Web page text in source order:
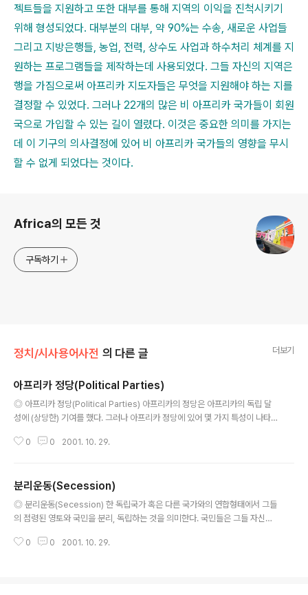
젝트들을 지원하고 또한 대부를 통해 지역의 이익을 진척시키기
위해 형성되었다. 대부분의 대부, 약 90%는 수송, 새로운 사업들
그리고 지방은행들, 농업, 전력, 상수도 사업과 하수처리 체계를 지
원하는 프로그램들을 제작하는데 사용되었다. 그들 자신의 지역은
행을 가짐으로써 아프리카 지도자들은 무엇을 지원해야 하는 지를
결정할 수 있었다. 그러나 22개의 많은 비 아프리카 국가들이 회원
국으로 가입할 수 있는 길이 열렸다. 이것은 중요한 의미를 가지는
데 이 기구의 의사결정에 있어 비 아프리카 국가들의 영향을 무시
할 수 없게 되었다는 것이다.
Africa의 모든 것
구독하기
정치/시사용어사전 의 다른 글 더보기
아프리카 정당(Political Parties)
◎ 아프리카 정당(Political Parties) 아프리카의 정당은 아프리카의 독립 달
성에 (상당한) 기여를 했다. 그러나 아프리카 정당에 있어 몇 가지 특성이 나타
체(French Community) 내에서 자치 공화국이 되었고,(제5공화국의 국민투
생국가들은 프랑스의 중앙집권적인(centralising) 전통을 이어 받으면서, 대부
분의 국가들이 일당제를 채택하게 되었다. 전독립기의 선거에서 보여 준바 있던
높은 지지에 비춰 대부분의 불령 아프리카내의 여당들은 국민들의 자..
0 0 2001. 10. 29.
분리운동(Secession)
◎ 분리운동(Secession) 한 독립국가 혹은 다른 국가와의 연합형태에서 그들
의 점령된 영토와 국민을 분리, 독립하는 것을 의미한다. 국민들은 그들 자신의
합하기 위해 한 국가로부터 분리하려고 한다. 그들은 자신의 단체 성원들에 의
0 0 2001. 10. 29.